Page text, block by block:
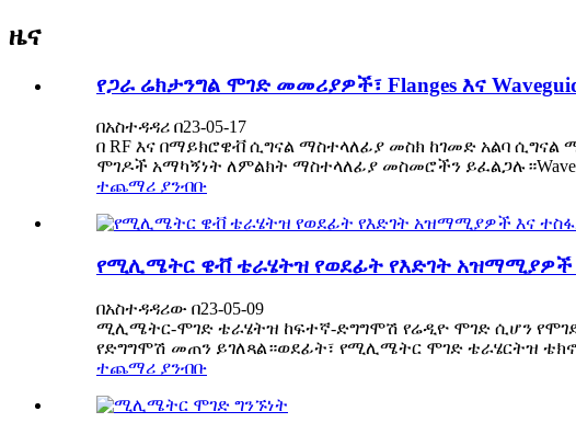
ዜና
የጋራ ሬክታንግል ሞገድ መመሪያዎች፣ Flanges እና
በአስተዳዳሪ በ23-05-17
በ RF እና በማይክሮዌቭ ሲግናል ማስተላለፊያ መስክ ከገመድ አልባ
ሞገዶች አማካኝነት ለምልክት ማስተላለፊያ መስመሮችን
ተጨማሪ ያንብቡ
የሚሊሜትር ዌቭ ቴራሄትዝ የወደፊት የእድገት አዝማሚያዎች
በአስተዳዳሪው በ23-05-09
ሚሊሜትር-ሞገድ ቴራሄትዝ ከፍተኛ-ድግግሞሽ የሬዲዮ ሞገድ ሲሆን የሞገድ
የድግግሞሽ መጠን ይገለጻል።ወደፊት፣ የሚሊሜትር ሞገድ ቴራሄርትዝ
ተጨማሪ ያንብቡ